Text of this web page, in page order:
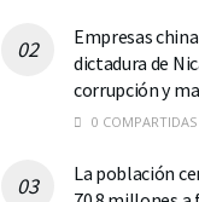
Empresas
dictadura de
corrupción y
0 COMPARTIDAS
La población